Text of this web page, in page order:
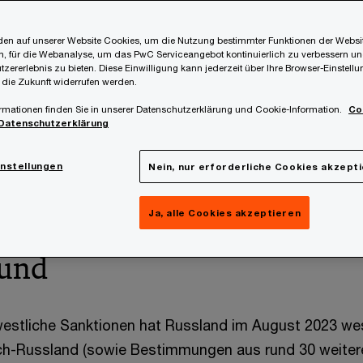
2023 hat Russland weite Teile des DBA
(deckungsgleicher) Gegensuspendierung
Finanzverwaltung nun einen Erlass zum
zur unilateralen Beseitigung der
Sanktionen hat Russland im August 2023
Russland (sowie Bestimmungen aus rund 30
auf unserer Website Cookies, um die Nutzung bestimmter Funktionen der
für die Webanalyse, um das PwC Serviceangebot kontinuierlich zu verbessern
zu bieten. Diese Einwilligung kann jederzeit über Ihre Browser-
Zukunft widerrufen werden.
finden Sie in unserer Datenschutzerklärung und Cookie-Information.
Nein, nur erforderliche Cookies
Ja, alle Cookies akzeptieren